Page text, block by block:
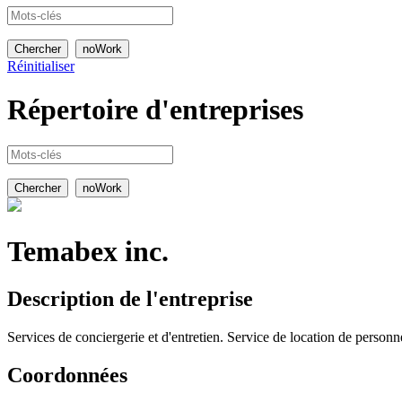
Réinitialiser
Répertoire d'entreprises
Temabex inc.
Description de l'entreprise
Services de conciergerie et d'entretien. Service de location de
Coordonnées